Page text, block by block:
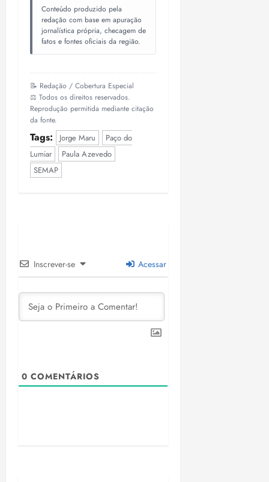
Conteúdo produzido pela
redação com base em apuração
jornalística própria, checagem de
fatos e fontes oficiais da região.
📝 Redação / Cobertura Especial
⚖️ Todos os direitos reservados.
Reprodução permitida mediante citação
da fonte.
Tags: Jorge Maru
Paço do
Lumiar
Paula Azevedo
SEMAP
Inscrever-se Acessar
0 COMENTÁRIOS